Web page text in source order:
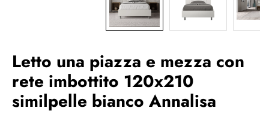
Letto una piazza e mezza con
rete imbottito 120x210
similpelle bianco Annalisa